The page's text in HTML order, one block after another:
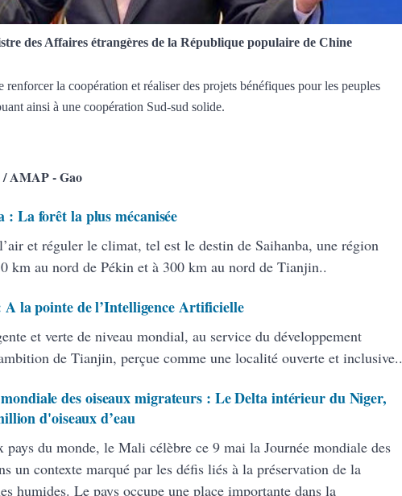
des Affaires étrangères de la République populaire de Chine
renforcer la coopération et réaliser des projets bénéfiques pour les peuples
ainsi à une coopération Sud-sud solide.
AMAP - Gao
: La forêt la plus mécanisée
et réguler le climat, tel est le destin de Saihanba, une région
km au nord de Pékin et à 300 km au nord de Tianjin..
la pointe de l’Intelligence Artificielle
et verte de niveau mondial, au service du développement
de Tianjin, perçue comme une localité ouverte et inclusive..
des oiseaux migrateurs : Le Delta intérieur du Niger,
d'oiseaux d’eau
du monde, le Mali célèbre ce 9 mai la Journée mondiale des
un contexte marqué par les défis liés à la préservation de la
humides. Le pays occupe une place importante dans la